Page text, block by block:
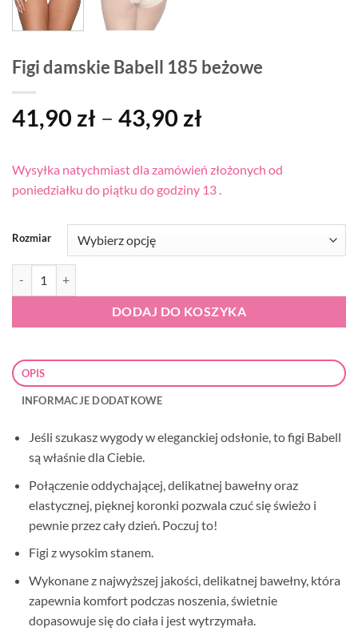
Figi damskie Babell 185 beżowe
41,90 zł – 43,90 zł
od
41,90 zł
43,90 zł
Wysyłka natychmiast dla zamówień złożonych od
poniedziałku do piątku do godziny 13 .
Rozmiar
DODAJ DO KOSZYKA
OPIS
INFORMACJE DODATKOWE
Jeśli szukasz wygody w eleganckiej odsłonie, to figi Babell
są właśnie dla Ciebie.
Połączenie oddychającej, delikatnej bawełny oraz
elastycznej, pięknej koronki pozwala czuć się świeżo i
pewnie przez cały dzień. Poczuj to!
Figi z wysokim stanem.
Wykonane z najwyższej jakości, delikatnej bawełny, która
zapewnia komfort podczas noszenia, świetnie
dopasowuje się do ciała i jest wytrzymała.